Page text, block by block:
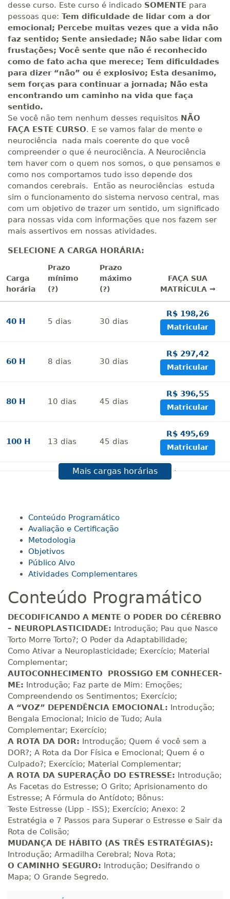
desse curso. Este curso é indicado SOMENTE para
pessoas que: Tem dificuldade de lidar com a dor
emocional; Percebe muitas vezes que a vida não
faz sentido; Sente ansiedade; Não sabe lidar com
frustações; Você sente que não é reconhecido
como de fato acha que merece; Tem dificuldades
para dizer “não” ou é explosivo; Esta desanimo,
sem forças para continuar a jornada; Não esta
encontrando um caminho na vida que faça
sentido.
Se você não tem nenhum desses requisitos NÃO
FAÇA ESTE CURSO. E se vamos falar de mente e
neurociência nada mais coerente do que você
compreender o que é neurociência. A Neurociência
tem haver com o quem nos somos, o que pensamos e
como nos comportamos tudo isso depende dos
comandos cerebrais. Então as neurociências estuda
sim o funcionamento do sistema nervoso central, mas
com um objetivo de trazer um sentido, um significado
para nossas vida com informações que nos fazem ser
mais assertivos em nossas atividades.
SELECIONE A CARGA HORÁRIA:
Carga
horária
Prazo
mínimo
(?)
Prazo
máximo
(?)
FAÇA SUA
MATRÍCULA →
40 H 5 dias 30 dias
R$ 198,26
Matricular
60 H 8 dias 30 dias
R$ 297,42
Matricular
80 H 10 dias 45 dias
R$ 396,55
Matricular
100 H 13 dias 45 dias
R$ 495,69
Matricular
dias 60dias
R$ 594,81
140 H 18dias 60dias
160 H 20 dias
180 H 23dias 90dias
R$ 892,23
200 H 25dias 90dias
R$ 991,36
Matricular
220 H 28dias 90 dias
R$ 1.090,51
Matricular
240 H 30dias 90dias
R$ 1.189,66
260 H 33dias 90dias
R$ 1.288,78
Matricular
280 H 35dias 120dias
R$ 1.387,93
Matricular
300 H 38dias 120dias
Matricular
320 H 40 dias 120
Mais cargas horárias
Conteúdo Programático
Avaliação e Certificação
Metodologia
Objetivos
Público Alvo
Atividades Complementares
Conteúdo Programático
DECODIFICANDO A MENTE O PODER DO CÉREBRO
– NEUROPLASTICIDADE: Introdução; Pau que Nasce
Torto Morre Torto?; O Poder da Adaptabilidade;
Como Ativar a Neuroplasticidade; Exercício; Material
Complementar;
AUTOCONHECIMENTO PROSSIGO EM CONHECER-
ME: Introdução; Faz parte de Mim: Emoções;
Compreendendo os Sentimentos; Exercício;
A “VOZ” DEPENDÊNCIA EMOCIONAL: Introdução;
Bengala Emocional; Inicio de Tudo; Aula
Complementar; Exercício;
A ROTA DA DOR: Introdução; Quem é você sem a
DOR?; A Rota da Dor Física e Emocional; Quem é o
Culpado?; Exercício; Material Complementar;
A ROTA DA SUPERAÇÃO DO ESTRESSE: Introdução;
As Facetas do Estresse; O Grito; Aprisionamento do
Estresse; A Fórmula do Antídoto; Bônus:
Teste Estresse (Lipp - ISS); Exercício; Anexo: 2
Estratégia e 7 Passos para Superar o Estresse e Sair da
Rota de Colisão;
MUDANÇA DE HÁBITO (AS TRÊS ESTRATÉGIAS):
Introdução; Armadilha Cerebral; Nova Rota;
O CAMINHO SEGURO: Introdução; Desifrando o
Mapa; O Grande Segredo.